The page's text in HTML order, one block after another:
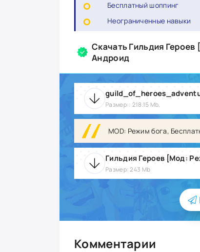
Бесплатный шоппинг
Неограниченные навыки
Скачать Гильдия
Андроид
Размер:: 218.15 Mb,
MOD: Режим бога,
Размер: 243 Mb
Комментарии